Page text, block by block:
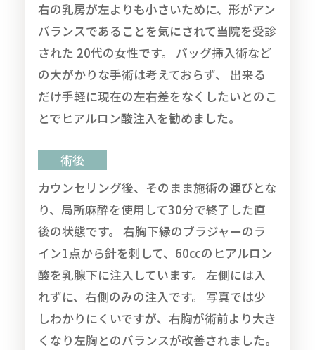
右の乳房が左よりも小さいために、形がアン
バランスであることを気にされて当院を受診
された 20代の女性です。 バッグ挿入術など
の大がかりな手術は考えておらず、 出来る
だけ手軽に現在の左右差をなくしたいとのこ
とでヒアルロン酸注入を勧めました。
術後
カウンセリング後、そのまま施術の運びとな
り、局所麻酔を使用して30分で終了した直
後の状態です。 右胸下縁のブラジャーのラ
イン1点から針を刺して、60ccのヒアルロン
酸を乳腺下に注入しています。 左側には入
れずに、右側のみの注入です。 写真では少
しわかりにくいですが、右胸が術前より大き
くなり左胸とのバランスが改善されました。